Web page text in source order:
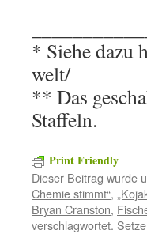
* Siehe dazu
welt/
** Das
Staffeln.
Print Friendly
Dieser Beitrag wurde
Chemie stimmt“,
Bryan Cranston,
verschlagwortet.